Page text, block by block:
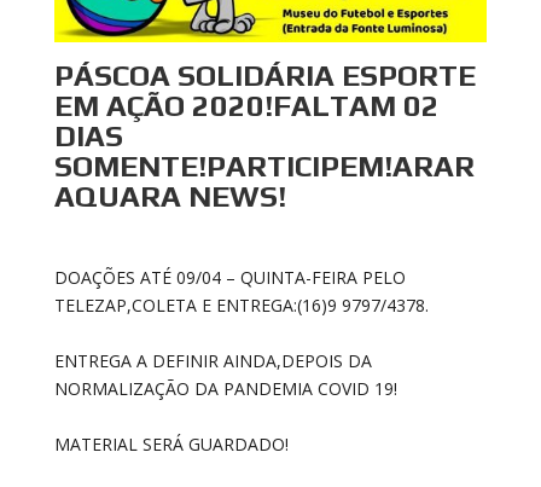
PÁSCOA SOLIDÁRIA ESPORTE
EM AÇÃO 2020!FALTAM 02
DIAS
SOMENTE!PARTICIPEM!ARAR
AQUARA NEWS!
DOAÇÕES ATÉ 09/04 – QUINTA-FEIRA PELO
TELEZAP,COLETA E ENTREGA:(16)9 9797/4378.
ENTREGA A DEFINIR AINDA,DEPOIS DA
NORMALIZAÇÃO DA PANDEMIA COVID 19!
MATERIAL SERÁ GUARDADO!